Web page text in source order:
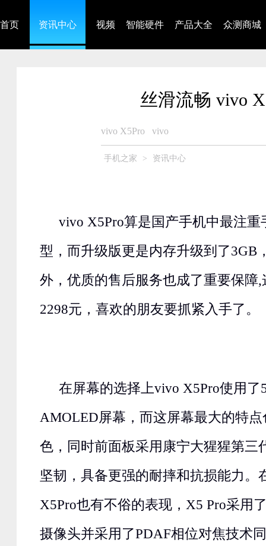
首页 资讯中心 视频 智能硬件 产品大全 众测商城
丝滑流畅 vivo
vivo X5Pro vivo
手机之家 > 资讯中心
vivo X5Pro算是国产手机中最注
型，而升级版更是内存升级到了3GB
外，优质的售后服务也成了重要保障
2298元，喜欢的朋友要抓紧入手了。
在屏幕的选择上vivo X5Pro使用了
AMOLED屏幕，而这屏幕最大的特
色，同时前面板采用康宁大猩猩第三
坚韧，具备更强的耐摔和抗损能力。
X5Pro也有不俗的表现，X5 Pro采用
摄像头并采用了PDAF相位对焦技术